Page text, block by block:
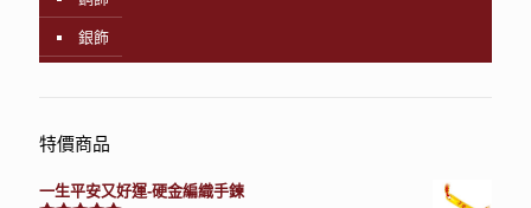
銀飾
特價商品
一生平安又好運-硬金編織手鍊